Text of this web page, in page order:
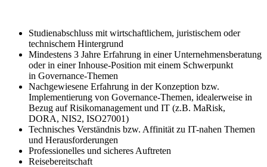
Studienabschluss mit wirtschaftlichem, juristischem oder
technischem Hintergrund
Mindestens 3 Jahre Erfahrung in einer Unternehmensberatung
oder in einer Inhouse-Position mit einem Schwerpunkt
in Governance-Themen
Nachgewiesene Erfahrung in der Konzeption bzw.
Implementierung von Governance-Themen, idealerweise in
Bezug auf Risikomanagement und IT (z.B. MaRisk,
DORA, NIS2, ISO27001)
Technisches Verständnis bzw. Affinität zu IT-nahen Themen
und Herausforderungen
Professionelles und sicheres Auftreten
Reisebereitschaft